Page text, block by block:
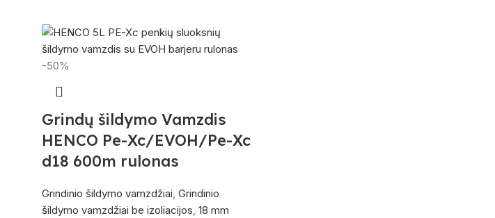
-50%
Grindų šildymo Vamzdis
HENCO Pe-Xc/EVOH/Pe-Xc
d18 600m rulonas
Grindinio šildymo vamzdžiai, Grindinio
šildymo vamzdžiai be izoliacijos, 18 mm